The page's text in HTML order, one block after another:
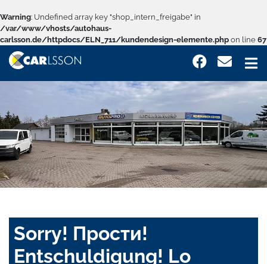
Warning: Undefined array key "shop_intern_freigabe" in
/var/www/vhosts/autohaus-
carlsson.de/httpdocs/ELN_711/kundendesign-elemente.php on line 67
Sorry! Прости!
Entschuldigung! Lo